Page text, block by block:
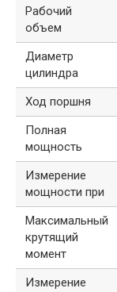
Рабочий
объем
Диаметр
цилиндра
Ход поршня
Полная
мощность
Измерение
мощности при
Максимальный
крутящий
момент
Измерение